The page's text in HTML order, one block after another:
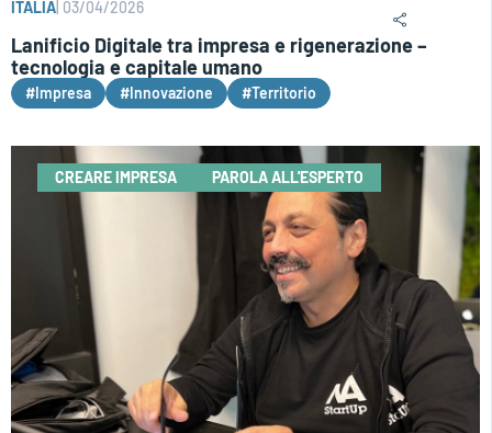
ITALIA 03/04/2026
Lanificio Digitale tra impresa e rigenerazione –
tecnologia e capitale umano
#Impresa #Innovazione #Territorio
CREARE IMPRESA PAROLA ALL'ESPERTO